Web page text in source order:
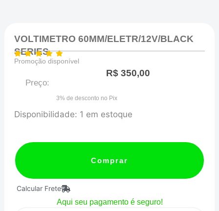
VOLTIMETRO 60MM/ELETR/12V/BLACK
SERIES
Promoção disponível
Preço:
R$350,00
3% de desconto no Pix
Disponibilidade: 1 em estoque
VOLTIMETRO
SERIES
quantidade
Comprar
Calcular Frete
Aqui seu pagamento é seguro!